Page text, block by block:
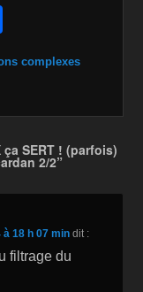
tacomplexes
ça SERT ! (parfois)
2/2”
18 h 07 min dit :
filtrage du